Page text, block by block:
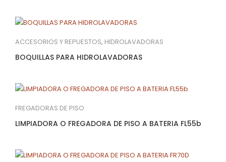
ACCESORIOS Y REPUESTOS, HIDROLAVADORAS
BOQUILLAS PARA HIDROLAVADORAS
FREGADORAS DE PISO
LIMPIADORA O FREGADORA DE PISO A BATERIA FL55b